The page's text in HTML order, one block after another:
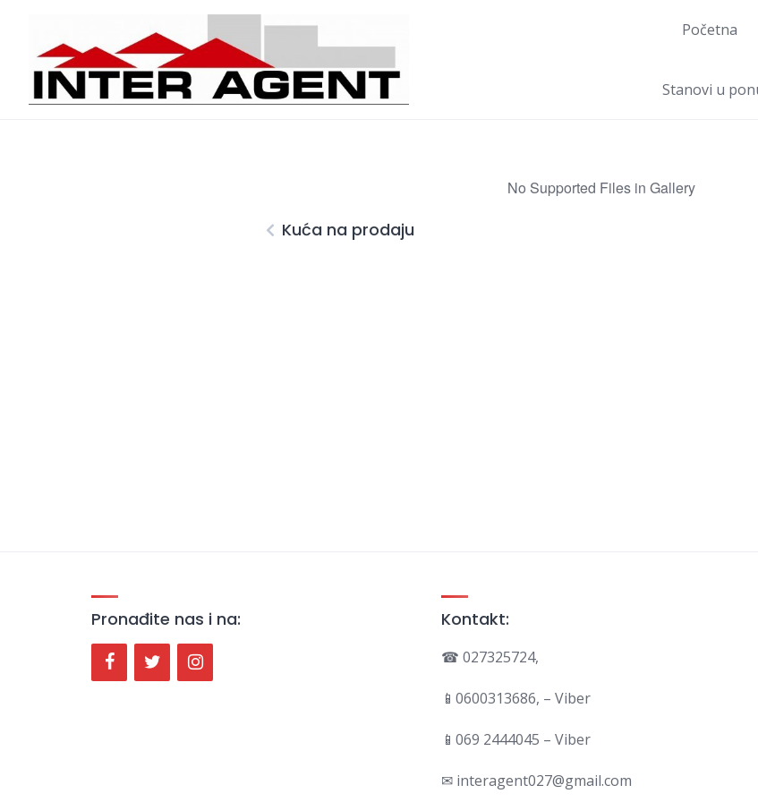
content
Početna
Stanovi u
No Supported Files in Gallery
Kuća na prodaju
Pronađite nas i na: Kontakt:
☎ 027325724,
📱0600313686, – Viber
📱069 2444045 – Viber
✉ interagent027@gmail.com